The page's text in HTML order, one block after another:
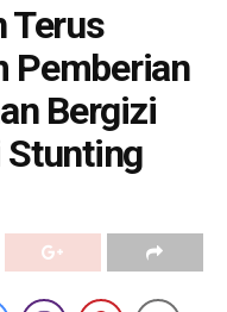
Terus
Pemberian
Bergizi
Stunting